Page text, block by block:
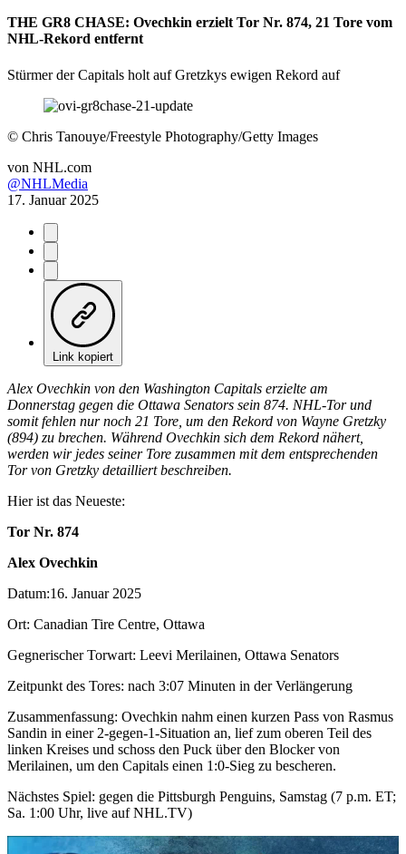
THE GR8 CHASE: Ovechkin erzielt Tor Nr. 874, 21 Tore vom
NHL-Rekord entfernt
Stürmer der Capitals holt auf Gretzkys ewigen Rekord auf
© Chris Tanouye/Freestyle Photography/Getty Images
von NHL.com
@NHLMedia
17. Januar 2025
Link kopiert
Alex Ovechkin von den Washington Capitals erzielte am
Donnerstag gegen die Ottawa Senators sein 874. NHL-Tor und
somit fehlen nur noch 21 Tore, um den Rekord von Wayne Gretzky
(894) zu brechen. Während Ovechkin sich dem Rekord nähert,
werden wir jedes seiner Tore zusammen mit dem entsprechenden
Tor von Gretzky detailliert beschreiben.
Hier ist das Neueste:
Tor Nr. 874
Alex Ovechkin
Datum:16. Januar 2025
Ort: Canadian Tire Centre, Ottawa
Gegnerischer Torwart: Leevi Merilainen, Ottawa Senators
Zeitpunkt des Tores: nach 3:07 Minuten in der Verlängerung
Zusammenfassung: Ovechkin nahm einen kurzen Pass von Rasmus
Sandin in einer 2-gegen-1-Situation an, lief zum oberen Teil des
linken Kreises und schoss den Puck über den Blocker von
Merilainen, um den Capitals einen 1:0-Sieg zu bescheren.
Nächstes Spiel: gegen die Pittsburgh Penguins, Samstag (7 p.m. ET;
Sa. 1:00 Uhr, live auf NHL.TV)